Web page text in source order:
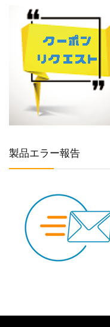
製品エラー報告